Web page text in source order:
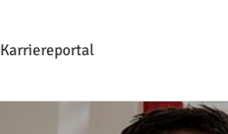
Karriereportal